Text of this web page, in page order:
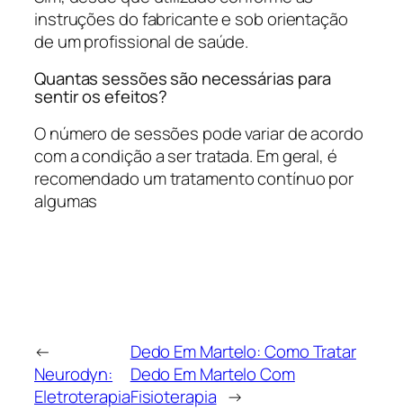
instruções do fabricante e sob orientação
de um profissional de saúde.
Quantas sessões são necessárias para
sentir os efeitos?
O número de sessões pode variar de acordo
com a condição a ser tratada. Em geral, é
recomendado um tratamento contínuo por
algumas
←
Neurodyn:
Eletroterapia
Dedo Em Martelo: Como Tratar
Dedo Em Martelo Com
Fisioterapia →